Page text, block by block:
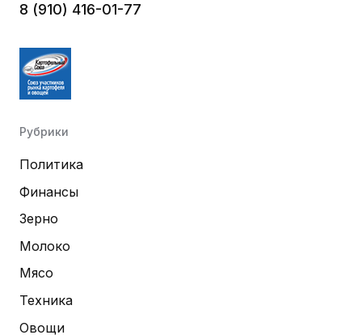
8 (910) 416-01-77
Рубрики
Политика
Финансы
Зерно
Молоко
Мясо
Техника
Овощи